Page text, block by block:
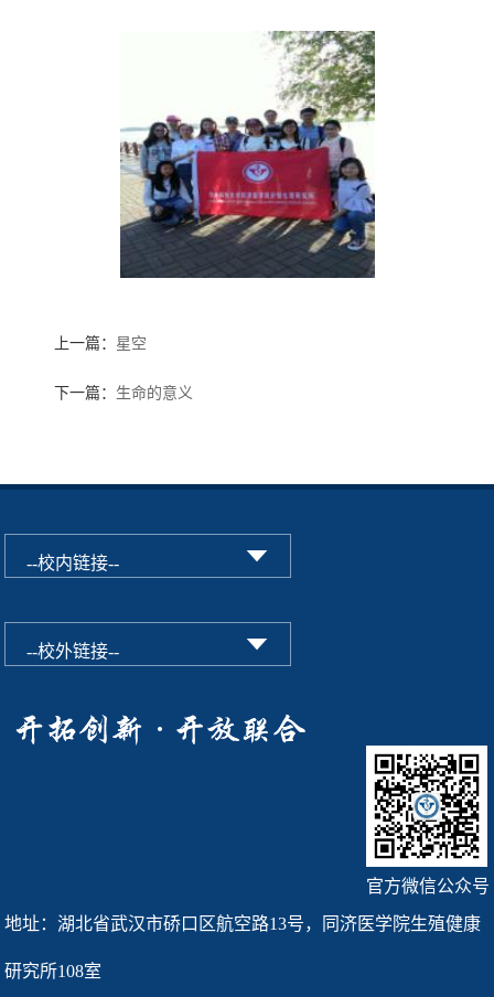
上一篇： 星空
下一篇： 生命的意义
官方微信公众号
地址：湖北省武汉市硚口区航空路13号，同济医学院生殖健康
研究所108室